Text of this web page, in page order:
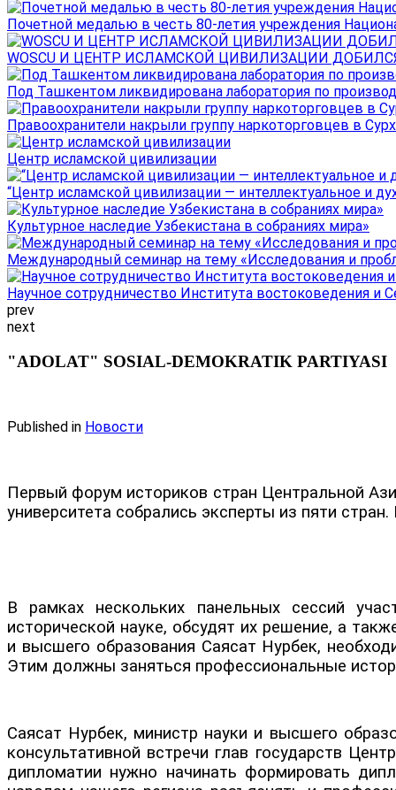
Почетной медалью в честь 80-летия учреждения
WOSCU И ЦЕНТР ИСЛАМСКОЙ ЦИВИЛИЗАЦИИ
Под Ташкентом ликвидирована лаборатория по
Правоохранители накрыли группу наркоторговцев в
Центр исламской цивилизации
“Центр исламской цивилизации — интеллектуальное и
Культурное наследие Узбекистана в собраниях мира»
Международный семинар на тему «Исследования и
Научное сотрудничество Института востоковедения и
prev
next
"ADOLAT" SOSIAL-DEMOKRATIK PARTIYASI
Published in Новости
Первый форум историков стран Центральной
университета собрались эксперты из пяти
В рамках нескольких панельных сессий
исторической науке, обсудят их решение, а
и высшего образования Саясат Нурбек,
Этим должны заняться профессиональные
Саясат Нурбек, министр науки и высшего
консультативной встречи глав государств
дипломатии нужно начинать формировать